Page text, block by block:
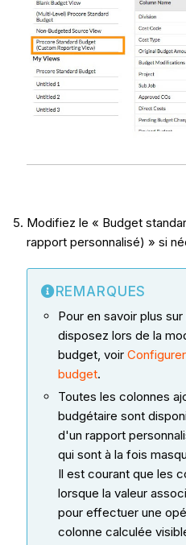
Modifiez le « Budget
rapport personnalisé) » si
REMARQUES
Pour en savoir plus
disposez lors de la
budget, voir
budget.
Toutes les colonnes
budgétaire sont
d'un rapport
qui sont à la fois
Il est courant que les
lorsque la valeur
pour effectuer une
colonne calculée